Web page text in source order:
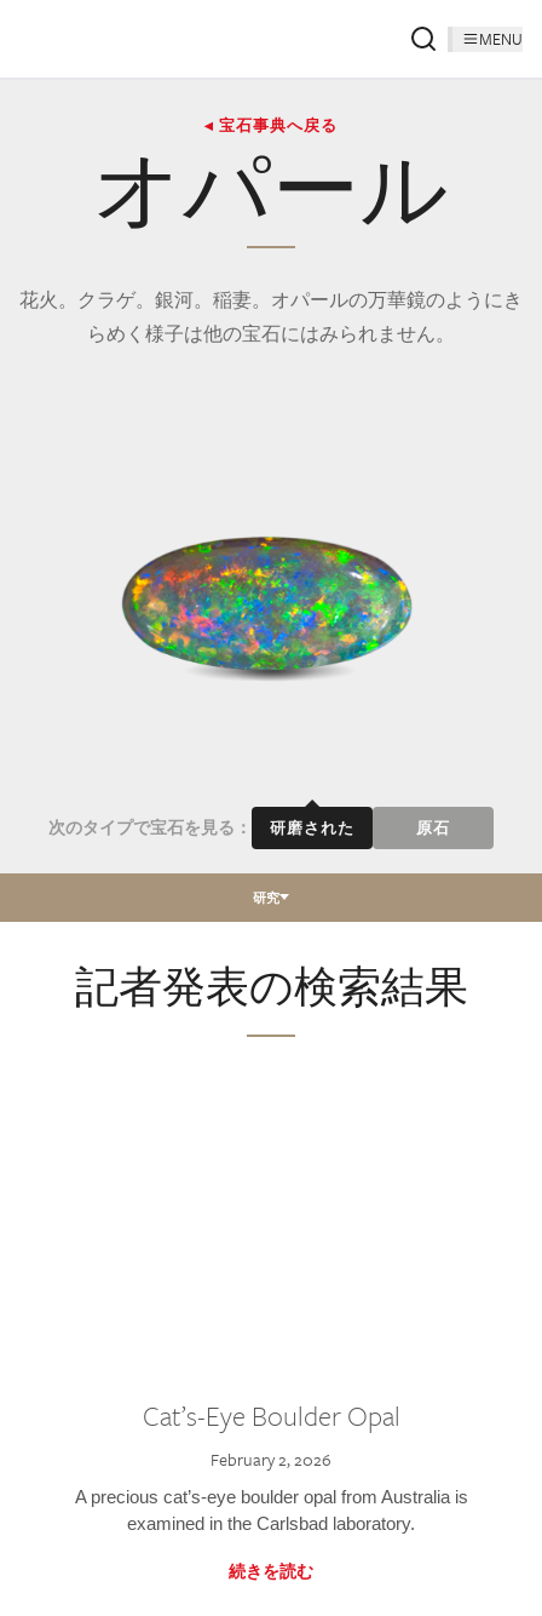
MENU
◂ 宝石事典へ戻る
オパール
花火。クラゲ。銀河。稲妻。オパールの万華鏡のようにき
らめく様子は他の宝石にはみられません。
次のタイプで宝石を見る： 研磨された 原石
研究
記者発表の検索結果
Cat’s-Eye Boulder Opal
February 2, 2026
A precious cat’s-eye boulder opal from Australia is
examined in the Carlsbad laboratory.
続きを読む